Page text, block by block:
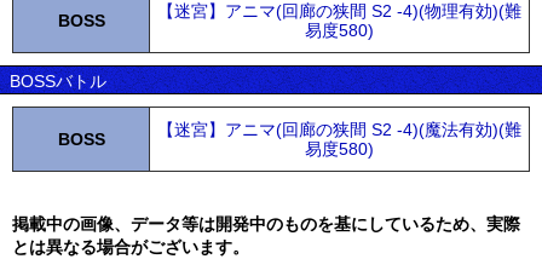
BOSS
【迷宮】アニマ(回廊の狭間 S2 -4)(物理有効)(難
易度580)
BOSSバトル
BOSS
【迷宮】アニマ(回廊の狭間 S2 -4)(魔法有効)(難
易度580)
掲載中の画像、データ等は開発中のものを基にしているため、実際
とは異なる場合がございます。